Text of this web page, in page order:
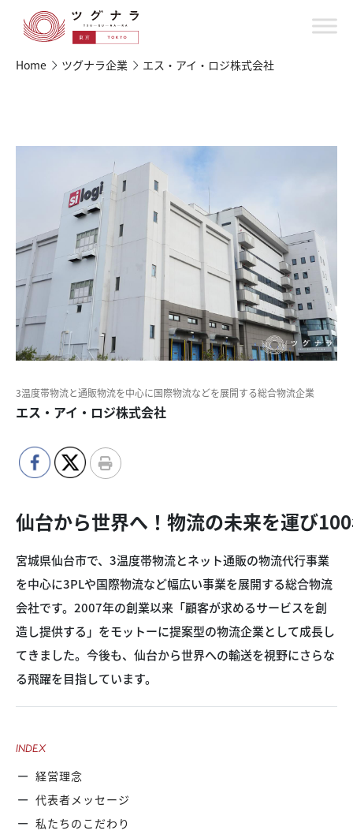
Home ツグナラ企業 エス・アイ・ロジ株式会社
3温度帯物流と通販物流を中心に国際物流などを展開する総合物流企業
エス・アイ・ロジ株式会社
仙台から世界へ！物流の未来を運び
宮城県仙台市で、3温度帯物流とネット通販の物流代行事業
を中心に3PLや国際物流など幅広い事業を展開する総合物流
会社です。2007年の創業以来「顧客が求めるサービスを創
造し提供する」をモットーに提案型の物流企業として成長し
てきました。今後も、仙台から世界への輸送を視野にさらな
る飛躍を目指しています。
INDEX
経営理念
代表者メッセージ
私たちのこだわり